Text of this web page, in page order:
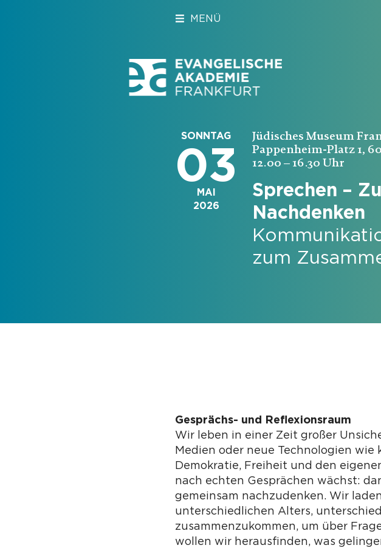
MENÜ
SONNTAG
03
MAI
2026
Jüdisches Museum
Pappenheim-Platz 1,
12.00 – 16.30 Uhr
Sprechen –
Nachdenken
zum
Gesprächs- und Reflexionsraum
Wir leben in einer Zeit großer
Medien oder neue Technologien
Demokratie, Freiheit und den
nach echten Gesprächen wächst:
gemeinsam nachzudenken. Wir
unterschiedlichen Alters,
zusammenzukommen, um über
wollen wir herausfinden, was